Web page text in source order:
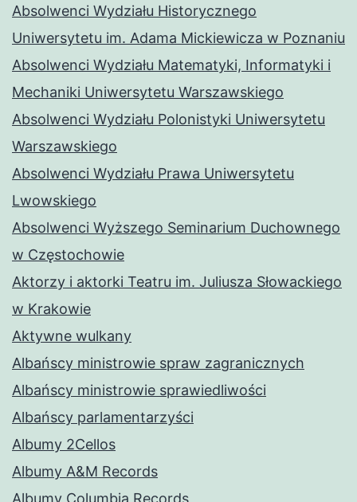
Absolwenci Wydziału Historycznego
Uniwersytetu im. Adama Mickiewicza w Poznaniu
Absolwenci Wydziału Matematyki, Informatyki i
Mechaniki Uniwersytetu Warszawskiego
Absolwenci Wydziału Polonistyki Uniwersytetu
Warszawskiego
Absolwenci Wydziału Prawa Uniwersytetu
Lwowskiego
Absolwenci Wyższego Seminarium Duchownego
w Częstochowie
Aktorzy i aktorki Teatru im. Juliusza Słowackiego
w Krakowie
Aktywne wulkany
Albańscy ministrowie spraw zagranicznych
Albańscy ministrowie sprawiedliwości
Albańscy parlamentarzyści
Albumy 2Cellos
Albumy A&M Records
Albumy Columbia Records